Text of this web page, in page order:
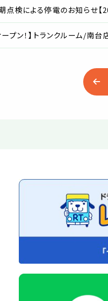
点検による停電のお知らせ
プン！】トランクルーム/南台